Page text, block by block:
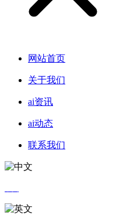
网站首页
关于我们
ai资讯
ai动态
联系我们